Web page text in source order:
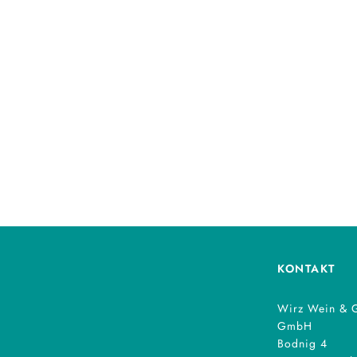
KONTAKT
Wirz Wein &
GmbH
Bodnig 4